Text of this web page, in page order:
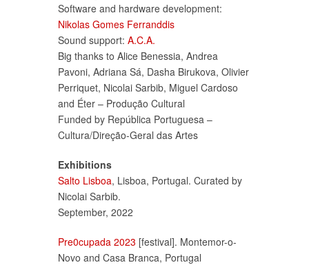
Software and hardware development:
Nikolas Gomes Ferranddis
Sound support: A.C.A.
Big thanks to Alice Benessia, Andrea
Pavoni, Adriana Sá, Dasha Birukova, Olivier
Perriquet, Nicolai Sarbib, Miguel Cardoso
and Éter – Produção Cultural
Funded by República Portuguesa –
Cultura/Direção-Geral das Artes
Exhibitions
Salto Lisboa, Lisboa, Portugal. Curated by
Nicolai Sarbib.
September, 2022
Pre0cupada 2023 [festival]. Montemor-o-
Novo and Casa Branca, Portugal